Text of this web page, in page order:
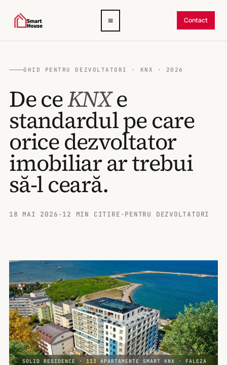
Deschide
meniul
≡ Contact
GHID PENTRU DEZVOLTATORI · KNX · 2026
De ceKNXe
standardul pe care
orice dezvoltator
imobiliar ar trebui
să-l ceară.
18 MAI 2026 · 12 MIN CITIRE · PENTRU DEZVOLTATORI
SOLID RESIDENCE · 113 APARTAMENTE SMART KNX · FALEZA